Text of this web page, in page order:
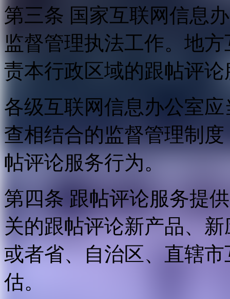
第三条 国家互联网信息
监督管理执法工作。地
责本行政区域的跟帖评
各级互联网信息办公室
查相结合的监督管理制
帖评论服务行为。
第四条 跟帖评论服务提
关的跟帖评论新产品、
或者省、自治区、直辖
估。